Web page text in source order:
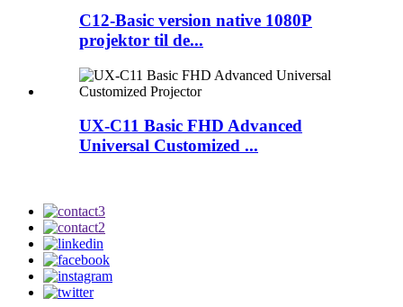
C12-Basic version native 1080P
projektor til de...
UX-C11 Basic FHD Advanced
Universal Customized ...